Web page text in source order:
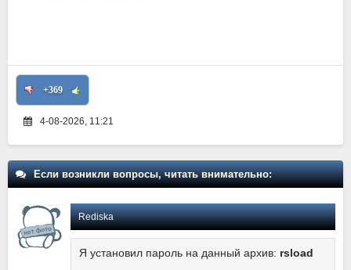
+369
4-08-2026, 11:21
Если возникли вопросы, читать внимательно:
Rediska
Я установил пароль на данный архив: rsload